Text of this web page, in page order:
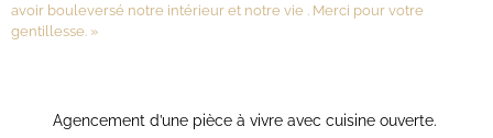
avoir bouleversé notre intérieur et notre vie . Merci pour votre
gentillesse. »
Agencement d’une pièce à vivre avec cuisine ouverte.